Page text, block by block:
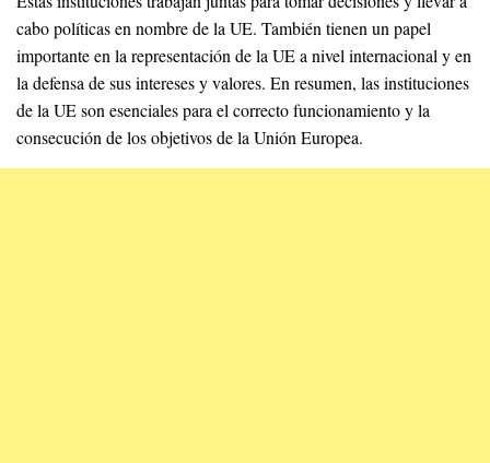
cabo políticas en nombre de la UE. También tienen un papel
importante en la representación de la UE a nivel internacional y en
la defensa de sus intereses y valores. En resumen, las instituciones
de la UE son esenciales para el correcto funcionamiento y la
consecución de los objetivos de la Unión Europea.